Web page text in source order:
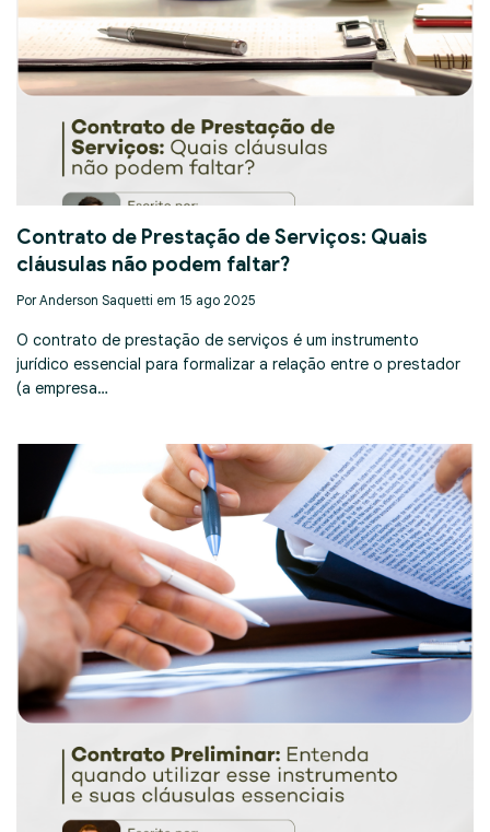
Contrato de Prestação de Serviços: Quais
cláusulas não podem faltar?
Por Anderson Saquetti em 15 ago 2025
O contrato de prestação de serviços é um instrumento
jurídico essencial para formalizar a relação entre o prestador
(a empresa…